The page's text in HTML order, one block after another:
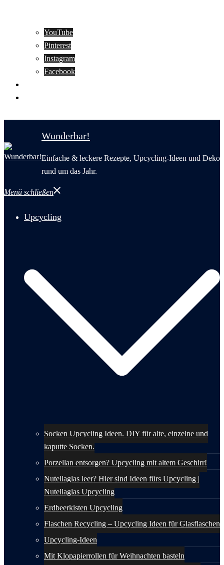
YouTube
Pinterest
Instagram
Facebook
Wunderbar!
Einfache & leckere Rezepte, Upcycling-Ideen und Deko
rund um das Jahr.
Menü schließen
Upcycling
Socken Upcycling Ideen. DIY für alte, einzelne und
kaputte Socken.
Porzellan entsorgen? Upcycling mit altem Geschirr!
Nutellaglas leer? Hier sind Ideen fürs Upcycling |
Nutellaglas Upcycling
Erdbeerkisten Upcycling
Flaschen Recycling – Upcycling Ideen für Glasflaschen
Upcycling-Ideen
Mit Klopapierrollen für Weihnachten basteln